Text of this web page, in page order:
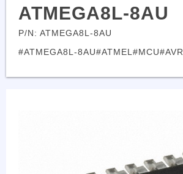
ATMEGA8L-8AU
P/N: ATMEGA8L-8AU
#ATMEGA8L-8AU#ATMEL #MCU#AVR